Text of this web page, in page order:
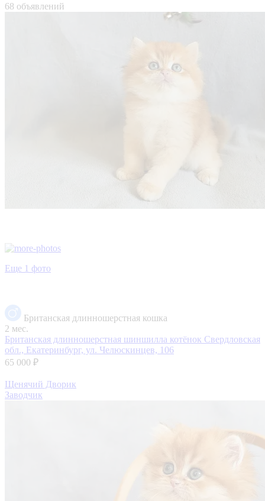
68 объявлений
Еще 1 фото
Британская длинношерстная кошка
2 мес.
Британская длинношерстная шиншилла котёнок Свердловская
обл., Екатеринбург, ул. Челюскинцев, 106
65 000 ₽
Щенячий Дворик
Заводчик